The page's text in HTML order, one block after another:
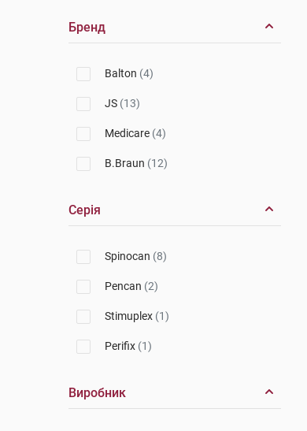
Бренд
Balton (4)
JS (13)
Medicare (4)
B.Braun (12)
Серія
Spinocan (8)
Pencan (2)
Stimuplex (1)
Perifix (1)
Виробник